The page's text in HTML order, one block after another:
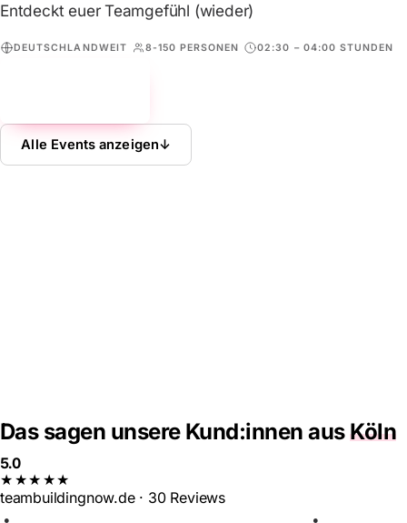
Entdeckt euer Teamgefühl (wieder)
DEUTSCHLANDWEIT 8-150 PERSONEN 02:30 – 04:00 STUNDEN
Alle Events anzeigen↓
Das sagen unsere Kund:innen ausKöln
5.0
★★★★★
teambuildingnow.de · 30 Reviews